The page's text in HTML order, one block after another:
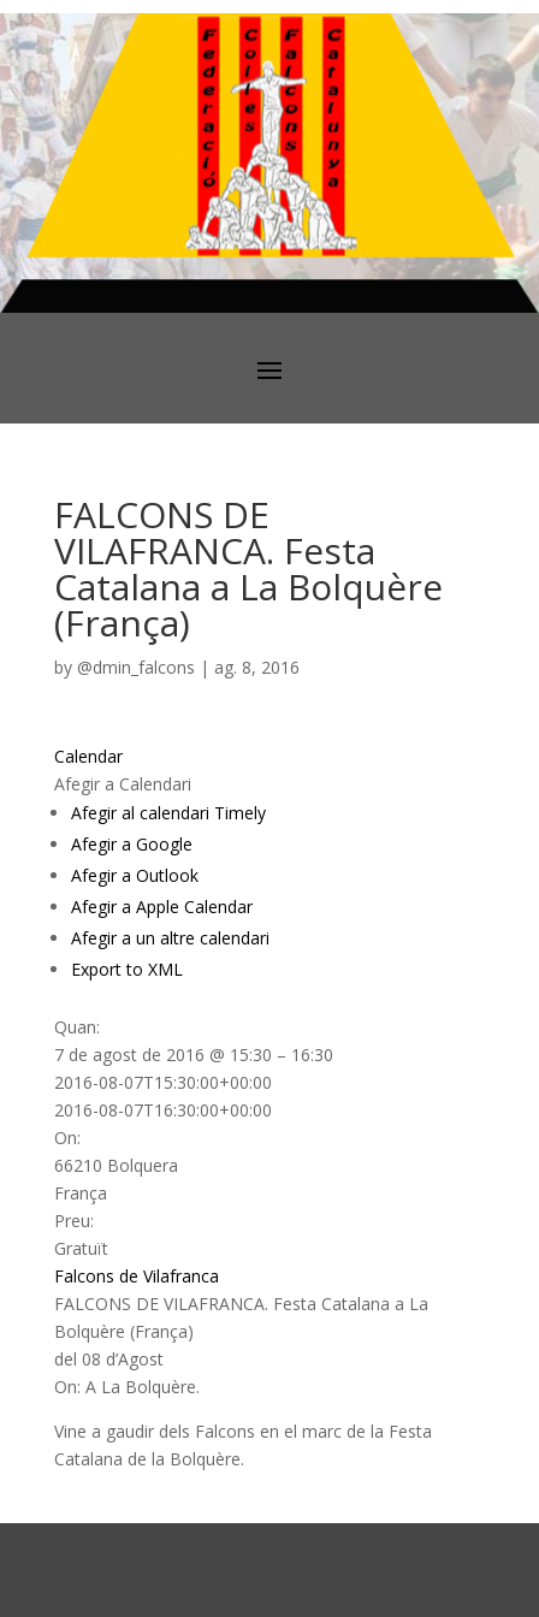
FALCONS DE
VILAFRANCA. Festa
Catalana a La Bolquère
(França)
by @dmin_falcons | ag. 8, 2016
Calendar
Afegir a Calendari
Afegir al calendari Timely
Afegir a Google
Afegir a Outlook
Afegir a Apple Calendar
Afegir a un altre calendari
Export to XML
Maps correctament.
Aquest lloc web
Quan:
7 de agost de 2016 @ 15:30 – 16:30
2016-08-07T15:30:00+00:00
2016-08-07T16:30:00+00:00
On:
66210 Bolquera
França
Preu:
Gratuït
Falcons de Vilafranca
FALCONS DE VILAFRANCA. Festa Catalana a La
Bolquère (França)
del 08 d’Agost
On: A La Bolquère.
Vine a gaudir dels Falcons en el marc de la Festa
Catalana de la Bolquère.